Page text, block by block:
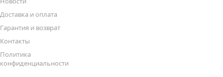
Доставка и оплата
Гарантия и возврат
Контакты
Политика
конфиденциальности